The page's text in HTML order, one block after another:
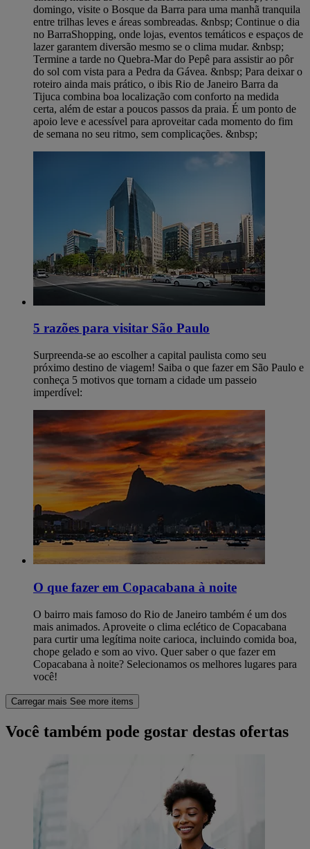
domingo, visite o Bosque da Barra para uma manhã tranquila
entre trilhas leves e áreas sombreadas. &nbsp; Continue o dia
no BarraShopping, onde lojas, eventos temáticos e espaços de
lazer garantem diversão mesmo se o clima mudar. &nbsp;
Termine a tarde no Quebra-Mar do Pepê para assistir ao pôr
do sol com vista para a Pedra da Gávea. &nbsp; Para deixar o
roteiro ainda mais prático, o ibis Rio de Janeiro Barra da
Tijuca combina boa localização com conforto na medida
certa, além de estar a poucos passos da praia. É um ponto de
apoio leve e acessível para aproveitar cada momento do fim
de semana no seu ritmo, sem complicações. &nbsp;
5 razões para visitar São Paulo
Surpreenda-se ao escolher a capital paulista como seu
próximo destino de viagem! Saiba o que fazer em São Paulo e
conheça 5 motivos que tornam a cidade um passeio
imperdível:
O que fazer em Copacabana à noite
O bairro mais famoso do Rio de Janeiro também é um dos
mais animados. Aproveite o clima eclético de Copacabana
para curtir uma legítima noite carioca, incluindo comida boa,
chope gelado e som ao vivo. Quer saber o que fazer em
Copacabana à noite? Selecionamos os melhores lugares para
você!
Carregar mais See more items
Você também pode gostar destas ofertas